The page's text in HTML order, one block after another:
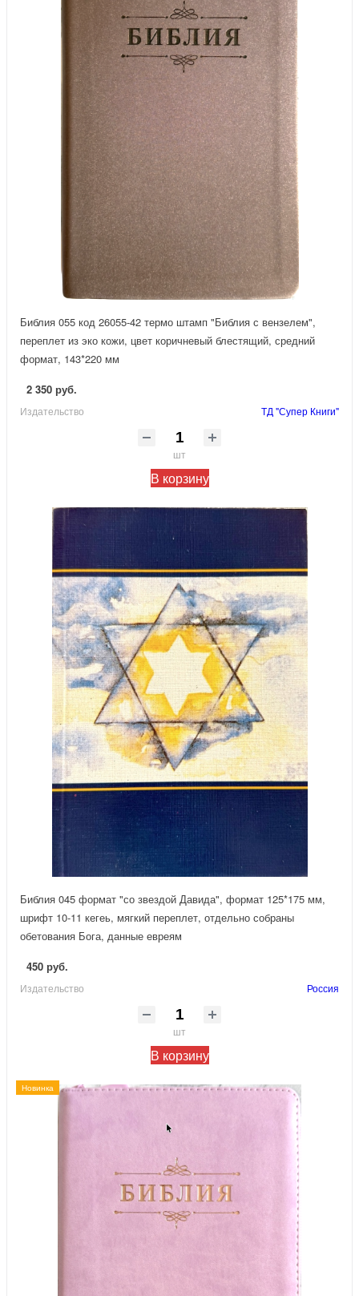
Библия 055 код 26055-42 термо штамп "Библия с вензелем",
переплет из эко кожи, цвет коричневый блестящий, средний
формат, 143*220 мм
2 350 руб.
Издательство ТД "Супер Книги"
шт
В корзину
Библия 045 формат "со звездой Давида", формат 125*175 мм,
шрифт 10-11 кегеь, мягкий переплет, отдельно собраны
обетования Бога, данные евреям
450 руб.
Издательство Россия
шт
В корзину
Новинка